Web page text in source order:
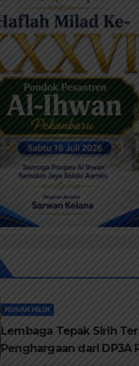
ROKAN HILIR
Lembaga Tepak Sirih
Penghargaan dari DP3A